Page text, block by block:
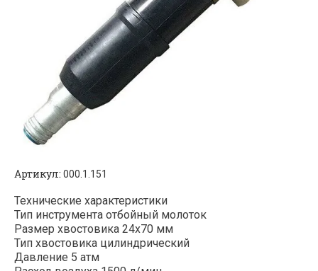
Артикул: 000.1.151
Технические характеристики
Тип инструмента отбойный молоток
Размер хвостовика 24х70 мм
Тип хвостовика цилиндрический
Давление 5 атм